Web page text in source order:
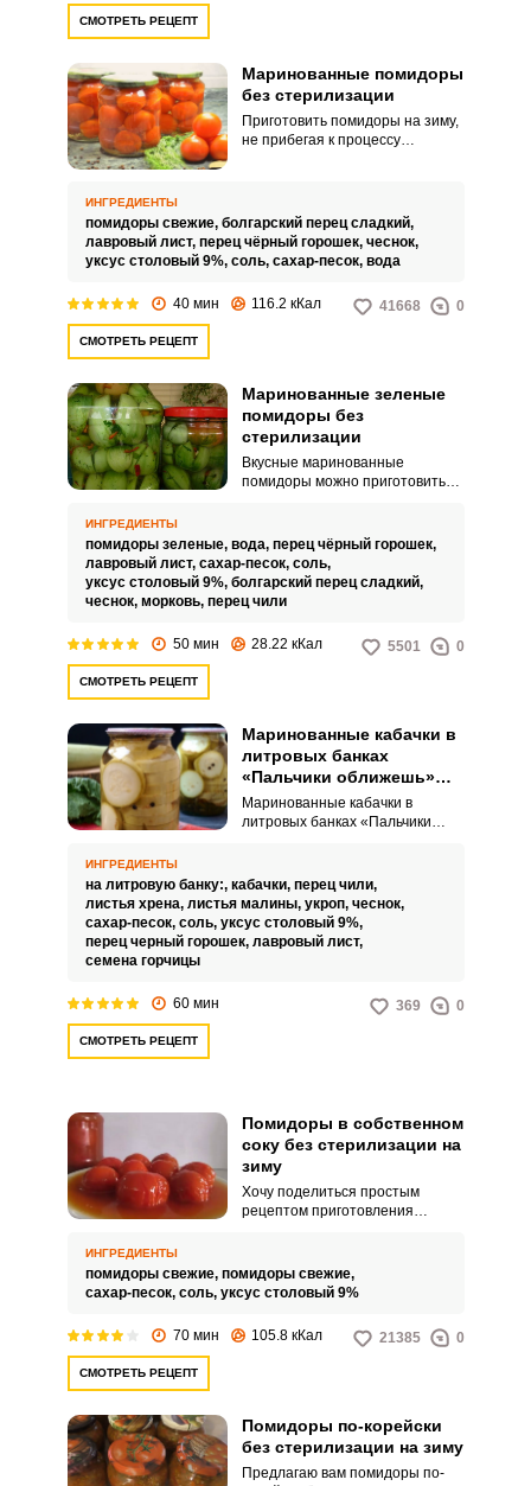
СМОТРЕТЬ РЕЦЕПТ
Маринованные помидоры
без стерилизации
Приготовить помидоры на зиму,
не прибегая к процессу
времени.
ИНГРЕДИЕНТЫ
помидоры свежие, болгарский перец сладкий,
лавровый лист, перец чёрный горошек, чеснок,
уксус столовый 9%, соль, сахар-песок, вода
40 мин 116.2 кКал 41668 0
СМОТРЕТЬ РЕЦЕПТ
Маринованные зеленые
помидоры без
стерилизации
Вкусные маринованные
помидоры можно приготовить
полезных свойств.
ИНГРЕДИЕНТЫ
помидоры зеленые, вода, перец чёрный горошек,
лавровый лист, сахар-песок, соль,
уксус столовый 9%, болгарский перец сладкий,
чеснок, морковь, перец чили
50 мин 28.22 кКал 5501 0
СМОТРЕТЬ РЕЦЕПТ
Маринованные кабачки в
литровых банках
«Пальчики оближешь»
без стерилизации на зиму
Маринованные кабачки в
литровых банках «Пальчики
блюдо, которое непременно
покорит ваш вкус. Сочные
дольки кабачков, пропитанные
ароматным уксусным
ИНГРЕДИЕНТЫ
на литровую банку:, кабачки, перец чили,
листья хрена, листья малины, укроп, чеснок,
сахар-песок, соль, уксус столовый 9%,
перец черный горошек, лавровый лист,
семена горчицы
60 мин 369 0
СМОТРЕТЬ РЕЦЕПТ
Помидоры в собственном
соку без стерилизации на
зиму
Хочу поделиться простым
рецептом приготовления
не требует стерилизации, что
намного сократит время
ИНГРЕДИЕНТЫ
помидоры свежие, помидоры свежие,
сахар-песок, соль, уксус столовый 9%
70 мин 105.8 кКал 21385 0
СМОТРЕТЬ РЕЦЕПТ
Помидоры по-корейски
без стерилизации на зиму
Предлагаю вам помидоры по-